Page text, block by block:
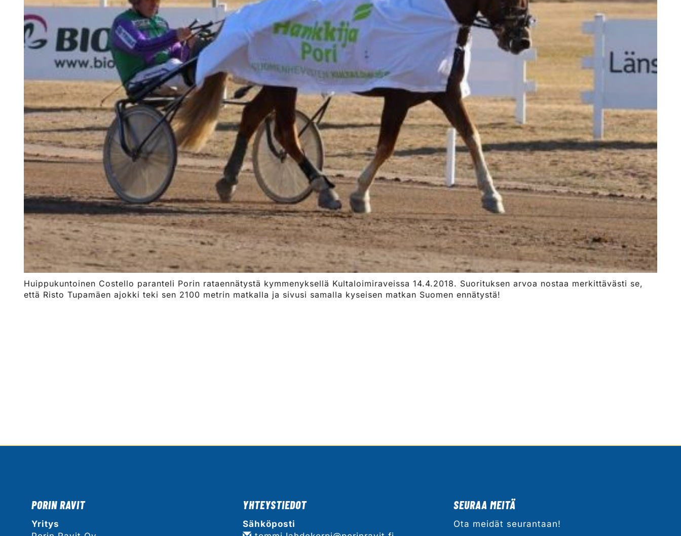
Huippukuntoinen Costello paranteli Porin rataennätystä kymmenyksellä Kultaloimiraveissa 14.4.2018. Suorituksen arvoa nostaa merkittävästi se,
että Risto Tupamäen ajokki teki sen 2100 metrin matkalla ja sivusi samalla kyseisen matkan Suomen ennätystä!
PORIN RAVIT
Yritys
YHTEYSTIEDOT
Sähköposti
SEURAA MEITÄ
Ota meidät seurantaan!